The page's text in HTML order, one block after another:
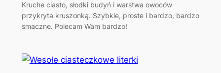
Kruche ciasto, słodki budyń i warstwa owoców
przykryta kruszonką. Szybkie, proste i bardzo, bardzo
smaczne. Polecam Wam bardzo!